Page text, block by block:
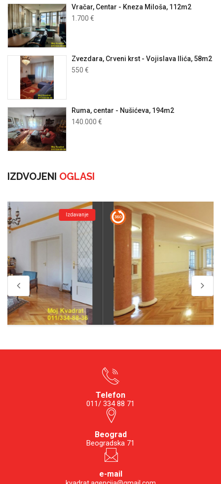
Vračar, Centar - Kneza Miloša, 112m2
1.700 €
Zvezdara, Crveni krst - Vojislava Ilića, 58m2
550 €
Ruma, centar - Nušićeva, 194m2
140.000 €
IZDVOJENI OGLASI
Izdavanje
Telefon
011/ 334 88 71
Beograd
Beogradska 71
e-mail